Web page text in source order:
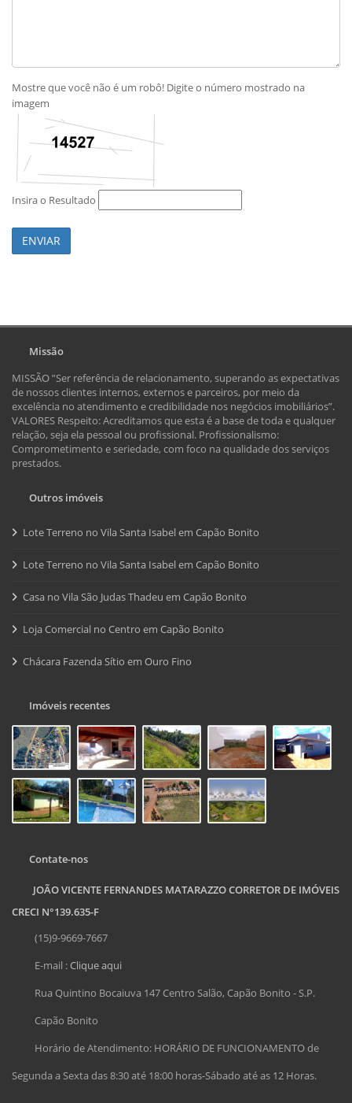
Mostre que você não é um robô! Digite o número mostrado na
imagem
Insira o Resultado
ENVIAR
Missão
MISSÃO ”Ser referência de relacionamento, superando as expectativas
de nossos clientes internos, externos e parceiros, por meio da
excelência no atendimento e credibilidade nos negócios imobiliários”.
VALORES Respeito: Acreditamos que esta é a base de toda e qualquer
relação, seja ela pessoal ou profissional. Profissionalismo:
Comprometimento e seriedade, com foco na qualidade dos serviços
prestados.
Outros imóveis
Lote Terreno no Vila Santa Isabel em Capão Bonito
Lote Terreno no Vila Santa Isabel em Capão Bonito
Casa no Vila São Judas Thadeu em Capão Bonito
Loja Comercial no Centro em Capão Bonito
Chácara Fazenda Sítio em Ouro Fino
Imóveis recentes
Contate-nos
JOÃO VICENTE FERNANDES MATARAZZO CORRETOR DE IMÓVEIS
CRECI N°139.635-F
(15)9-9669-7667
E-mail :Clique aqui
Rua Quintino Bocaiuva 147 Centro Salão, Capão Bonito - S.P.
Capão Bonito
Horário de Atendimento: HORÁRIO DE FUNCIONAMENTO de
Segunda a Sexta das 8:30 até 18:00 horas-Sábado até as 12 Horas.